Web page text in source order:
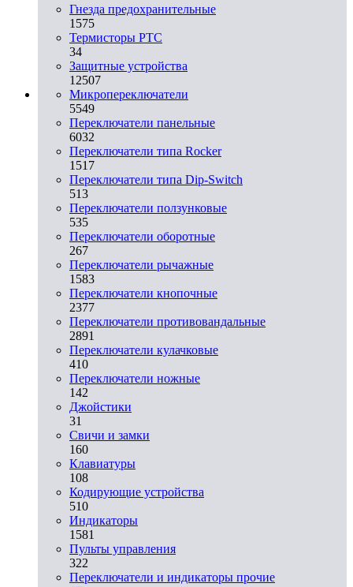
Гнезда предохранительные
1575
Термисторы PTC
34
Защитные устройства
12507
Микропереключатели
5549
Переключатели панельные
6032
Переключатели типа Rocker
1517
Переключатели типа Dip-Switch
513
Переключатели ползунковые
535
Переключатели оборотные
267
Переключатели рычажные
1583
Переключатели кнопочные
2377
Переключатели противовандальные
2891
Переключатели кулачковые
410
Переключатели ножные
142
Джойстики
31
Свичи и замки
160
Клавиатуры
108
Кодирующие устройства
510
Индикаторы
1581
Пульты управления
322
Переключатели и индикаторы прочие